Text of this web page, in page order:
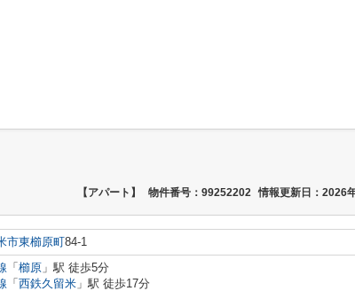
【アパート】 物件番号：99252202 情報更新日：2026
市東櫛原町84-1
「 櫛原 」駅 徒歩5分
「 西鉄久留米 」駅 徒歩17分